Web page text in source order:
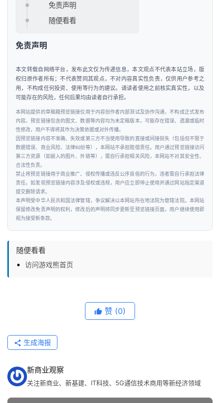
免责声明
随便看看
免责声明
本文转载自网络平台，发布此文仅为传递信息，本文观点不代表本站立场，版
权归原作者所有；不代表赞同其观点，不对内容真实性负责，仅供用户参考之
用，不构成任何投资、使用等行为的建议。请读者使用之前核实真实性，以及
可能存在的风险，任何后果均由读者自行承担。
本网站提供的草稿箱预览链接仅用于内容创作者内部测试及协作沟通，不构成正式发布
内容。预览链接包含的图文、数据等内容均为未定稿版本，可能存在错误、遗漏或临时
性修改，用户不得将其作为决策依据或对外传播。
因预览链接内容不准确、失效或第三方不当使用导致的直接或间接损失（包括但不限于
数据错误、商业风险、法律纠纷等），本网站不承担赔偿责任。用户通过预览链接访问
第三方资源（如嵌入的图片、外链等），需自行承担相关风险，本网站不对其安全性、
合法性负责。
禁止将预览链接用于商业推广、侵权传播或违反公序良俗的行为，违者需自行承担法律
责任。如发现预览链接内容涉及侵权或违规，用户应立即停止使用并通过网站指定渠道
提交删除请求。
本声明受中华人民共和国法律管辖，争议解决以本网站所在地法院为管辖法院。本网站
保留修改免责声明的权利，修改后的声明将同步更新至预览链接页面，用户继续使用即
视为接受新条款。
随便看看
访问游戏熊首页
赞 (0)
生成海报
新商业观察
关注新商业、新基建、IT科技、5G通信技术商用等新经济领域